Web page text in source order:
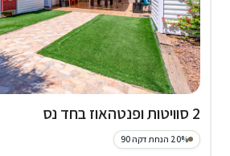
2 סוויטות ופנטהאוז בחד נס
20% הנחת דקה 90